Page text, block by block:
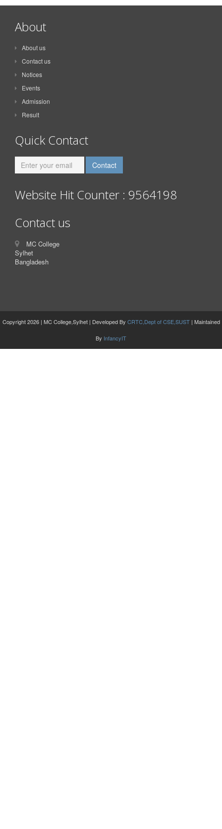
About
About us
Contact us
Notices
Events
Admission
Result
Quick Contact
Website Hit Counter : 9564198
Contact us
MC College
Sylhet
Bangladesh
Copyright 2026 | MC College,Sylhet | Developed By CRTC,Dept of CSE,SUST| Maintained
By InfancyIT